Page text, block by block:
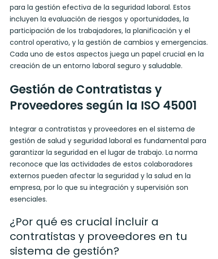
para la gestión efectiva de la seguridad laboral. Estos
incluyen la evaluación de riesgos y oportunidades, la
participación de los trabajadores, la planificación y el
control operativo, y la gestión de cambios y emergencias.
Cada uno de estos aspectos juega un papel crucial en la
creación de un entorno laboral seguro y saludable.
Gestión de Contratistas y
Proveedores según la ISO 45001
Integrar a contratistas y proveedores en el sistema de
gestión de salud y seguridad laboral es fundamental para
garantizar la seguridad en el lugar de trabajo. La norma
reconoce que las actividades de estos colaboradores
externos pueden afectar la seguridad y la salud en la
empresa, por lo que su integración y supervisión son
esenciales.
¿Por qué es crucial incluir a
contratistas y proveedores en tu
sistema de gestión?